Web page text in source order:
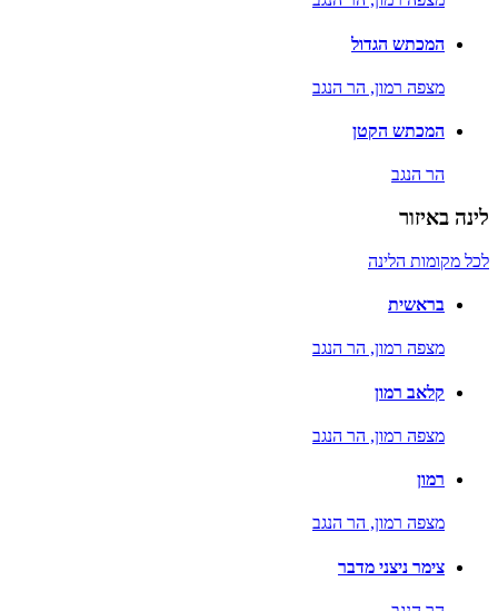
המכתש הגדול
מצפה רמון, הר הנגב
המכתש הקטן
הר הנגב
לינה באיזור
לכל מקומות הלינה
בראשית
מצפה רמון, הר הנגב
קלאב רמון
מצפה רמון, הר הנגב
רמון
מצפה רמון, הר הנגב
צימר ניצני מדבר